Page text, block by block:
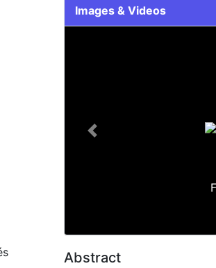
Images & Videos
Previous
Abstract